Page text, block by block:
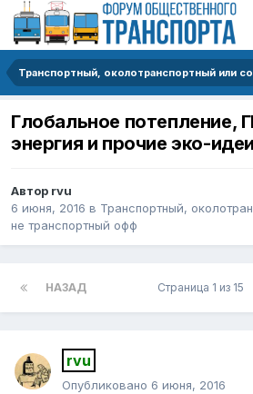
Глобальное потепление,
энергия и прочие эко-идеи
Автор rvu
6 июня, 2016 в Транспортный,
не транспортный офф
НАЗАД Страница 1 из 15
rvu
Опубликовано 6 июня, 2016